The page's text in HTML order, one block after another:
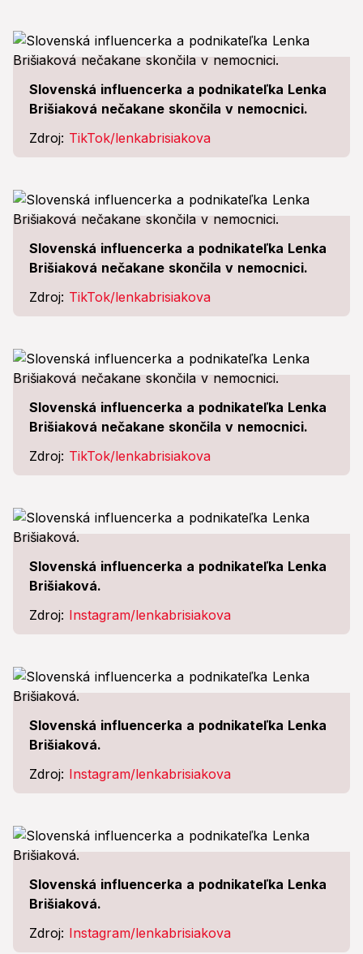
Slovenská influencerka a podnikateľka Lenka
Brišiaková nečakane skončila v nemocnici.
Zdroj: TikTok/lenkabrisiakova
Slovenská influencerka a podnikateľka Lenka
Brišiaková nečakane skončila v nemocnici.
Zdroj: TikTok/lenkabrisiakova
Slovenská influencerka a podnikateľka Lenka
Brišiaková nečakane skončila v nemocnici.
Zdroj: TikTok/lenkabrisiakova
Slovenská influencerka a podnikateľka Lenka
Brišiaková.
Zdroj: Instagram/lenkabrisiakova
Slovenská influencerka a podnikateľka Lenka
Brišiaková.
Zdroj: Instagram/lenkabrisiakova
Slovenská influencerka a podnikateľka Lenka
Brišiaková.
Zdroj: Instagram/lenkabrisiakova